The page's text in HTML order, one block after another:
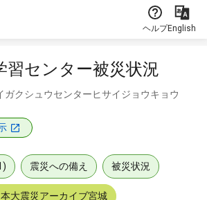
ヘルプEnglish
習センター被災状況
ガクシュウセンターヒサイジョウキョウ
震災への備え 被災状況
大震災アーカイブ宮城